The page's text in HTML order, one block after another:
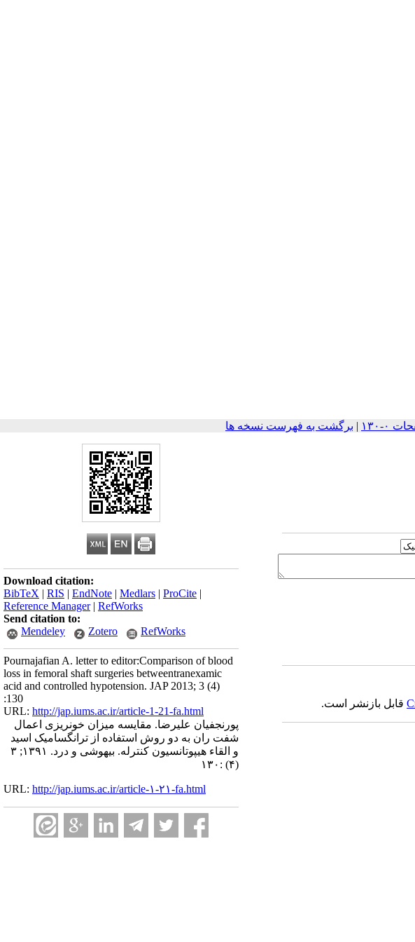
| برگشت به فهرست نسخه ها
Download citation:
BibTeX | RIS | EndNote | Medlars | ProCite |
Reference Manager| RefWorks
Send citation to:
Mendeley
Zotero RefWorks
Pournajafian A. letter to editor:Comparison of blood
loss in femoral shaft surgeries betweentranexamic
acid and controlled hypotension. JAP 2013; 3 (4)
:130
URL: http://jap.iums.ac.ir/article-1-21-fa.html
پورنجفیان علیرضا. مقایسه میزان خونریزی اعمال
شفت ران به دو روش استفاده از ترانگسامیک اسید
و القاء هیپوتانسیون کنترله. بیهوشی و درد. ۱۳۹۱; ۳
(۴) :۱۳۰
URL: http://jap.iums.ac.ir/article-۱-۲۱-fa.html
قابل بازنشر است.